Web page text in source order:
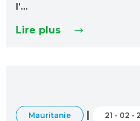
l’…
Lire plus
Mauritanie | 21 - 02 -